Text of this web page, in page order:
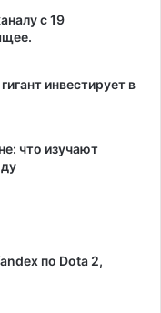
с 19
инвестирует в
что изучают
по Dota 2,